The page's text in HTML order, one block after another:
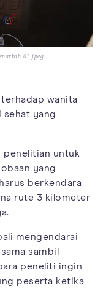
01.jpeg
wanita
sehat yang
penelitian untuk
yang
berkendara
rute 3 kilometer
mengendarai
sambil
peneliti ingin
peserta ketika